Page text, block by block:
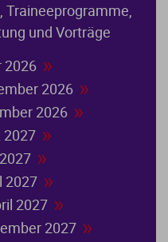
Traineeprogramme,
und Vorträge
2026 »
2026 »
2026 »
»
»
2027 »
2027 »
2027 »